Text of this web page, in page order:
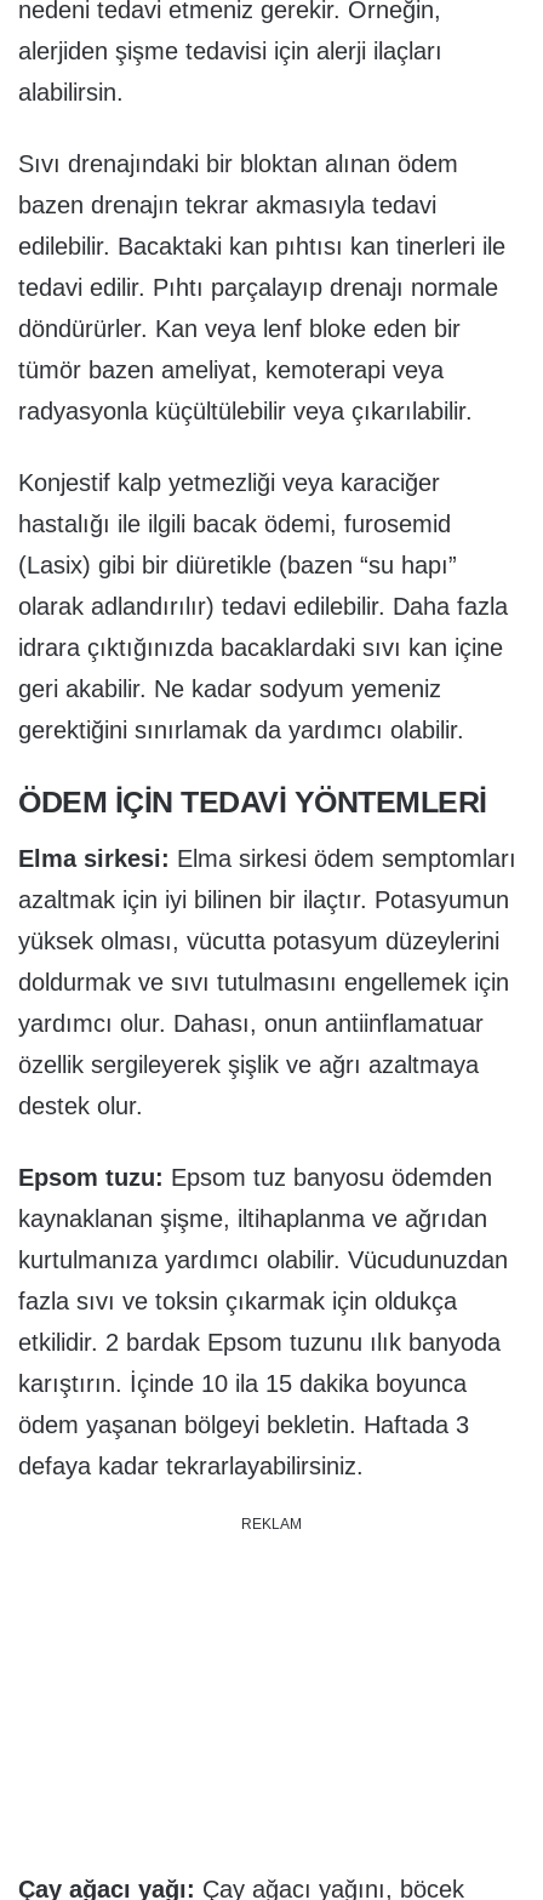
nedeni tedavi etmeniz gerekir. Örneğin,
alerjiden şişme tedavisi için alerji ilaçları
alabilirsin.
Sıvı drenajındaki bir bloktan alınan ödem
bazen drenajın tekrar akmasıyla tedavi
edilebilir. Bacaktaki kan pıhtısı kan tinerleri ile
tedavi edilir. Pıhtı parçalayıp drenajı normale
döndürürler. Kan veya lenf bloke eden bir
tümör bazen ameliyat, kemoterapi veya
radyasyonla küçültülebilir veya çıkarılabilir.
Konjestif kalp yetmezliği veya karaciğer
hastalığı ile ilgili bacak ödemi, furosemid
(Lasix) gibi bir diüretikle (bazen “su hapı”
olarak adlandırılır) tedavi edilebilir. Daha fazla
idrara çıktığınızda bacaklardaki sıvı kan içine
geri akabilir. Ne kadar sodyum yemeniz
gerektiğini sınırlamak da yardımcı olabilir.
ÖDEM IÇIN TEDAVI YÖNTEMLERI
Elma sirkesi: Elma sirkesi ödem semptomları
azaltmak için iyi bilinen bir ilaçtır. Potasyumun
yüksek olması, vücutta potasyum düzeylerini
doldurmak ve sıvı tutulmasını engellemek için
yardımcı olur. Dahası, onun antiinflamatuar
özellik sergileyerek şişlik ve ağrı azaltmaya
destek olur.
Epsom tuzu: Epsom tuz banyosu ödemden
kaynaklanan şişme, iltihaplanma ve ağrıdan
kurtulmanıza yardımcı olabilir. Vücudunuzdan
fazla sıvı ve toksin çıkarmak için oldukça
etkilidir. 2 bardak Epsom tuzunu ılık banyoda
karıştırın. İçinde 10 ila 15 dakika boyunca
ödem yaşanan bölgeyi bekletin. Haftada 3
defaya kadar tekrarlayabilirsiniz.
REKLAM
Çay ağacı yağı: Çay ağacı yağını, böcek